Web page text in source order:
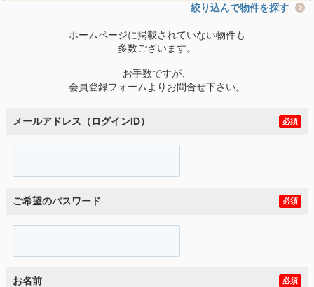
絞り込んで物件を探す
ホームページに掲載されていない物件も
多数ございます。
お手数ですが、
会員登録フォームよりお問合せ下さい。
メールアドレス（ログインID） 必須
ご希望のパスワード 必須
お名前 必須